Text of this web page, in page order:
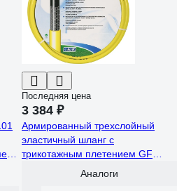
Последняя цена
3 384 ₽
Армированный трехслойный
эластичный шланг с
трикотажным плетением GF
TRICOGI 25 м, 1/2" 7012
Аналоги